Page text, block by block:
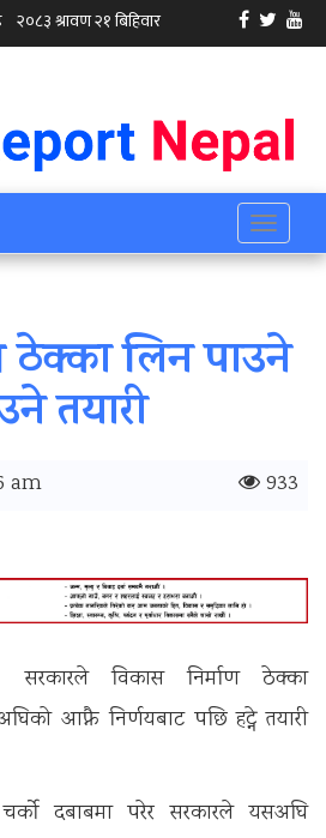
Toggle
ठेक्का लिन पाउने
तयारी
am 933
सरकारले विकास निर्माण ठेक्का
आफ्नै निर्णयबाट पछि हट्ने तयारी
चर्को दबाबमा परेर सरकारले यसअघि